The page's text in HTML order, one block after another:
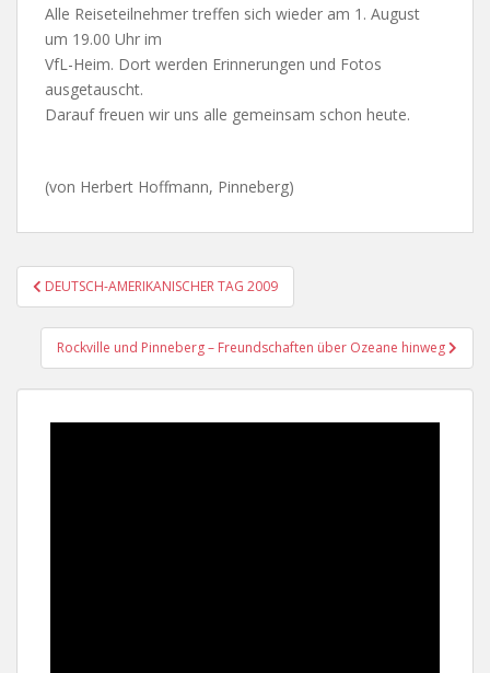
Alle Reiseteilnehmer treffen sich wieder am 1. August
um 19.00 Uhr im
VfL-Heim. Dort werden Erinnerungen und Fotos
ausgetauscht.
Darauf freuen wir uns alle gemeinsam schon heute.
(von Herbert Hoffmann, Pinneberg)
Beitragsnavigation
DEUTSCH-AMERIKANISCHER TAG 2009
Rockville und Pinneberg – Freundschaften über Ozeane hinweg